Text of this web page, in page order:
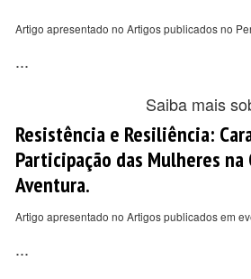
Artigo apresentado no Artigos publicados no
...
Saiba mais
Resistência e Resiliência:
Participação das Mulheres na
Aventura.
Artigo apresentado no Artigos publicados em
...